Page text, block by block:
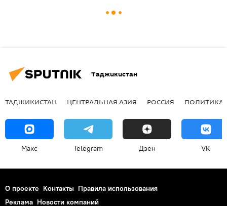
Таджикистан
ТАДЖИКИСТАН ЦЕНТРАЛЬНАЯ АЗИЯ РОССИЯ ПОЛИТИКА
Макс Telegram Дзен VK
О проекте Контакты Правила использования
Реклама Новости компаний